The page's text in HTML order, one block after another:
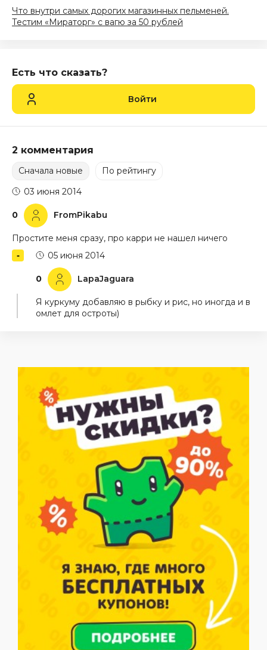
Что внутри самых дорогих магазинных пельменей.
Тестим «Мираторг» с вагю за 50 рублей
Есть что сказать?
Войти
2 комментария
Сначала новые По рейтингу
0 FromPikabu
03 июня 2014
Простите меня сразу, про карри не нашел ничего
0 LapaJaguara
05 июня 2014
Я куркуму добавляю в рыбку и рис, но иногда и в
омлет для остроты)